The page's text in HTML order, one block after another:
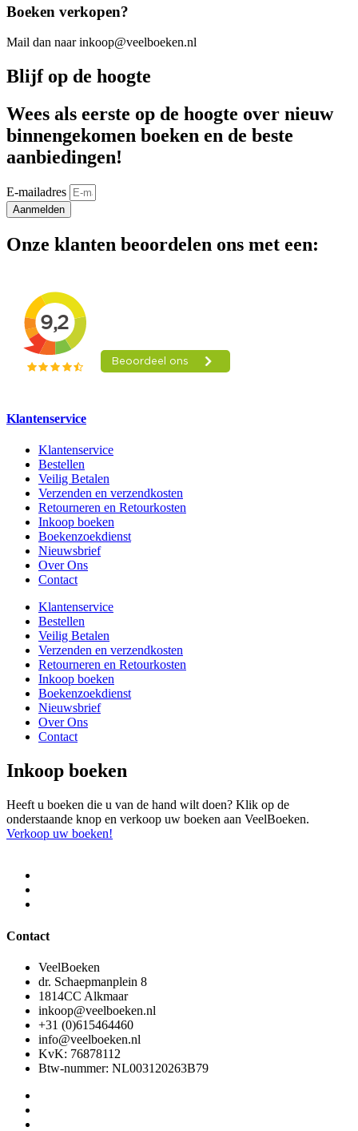
Boeken verkopen?
Mail dan naar inkoop@veelboeken.nl
Blijf op de hoogte
Wees als eerste op de hoogte over nieuw
binnengekomen boeken en de beste
aanbiedingen!
E-mailadres
Aanmelden
Onze klanten beoordelen ons met een:
Klantenservice
Klantenservice
Bestellen
Veilig Betalen
Verzenden en verzendkosten
Retourneren en Retourkosten
Inkoop boeken
Boekenzoekdienst
Nieuwsbrief
Over Ons
Contact
Klantenservice
Bestellen
Veilig Betalen
Verzenden en verzendkosten
Retourneren en Retourkosten
Inkoop boeken
Boekenzoekdienst
Nieuwsbrief
Over Ons
Contact
Inkoop boeken
Heeft u boeken die u van de hand wilt doen? Klik op de
onderstaande knop en verkoop uw boeken aan VeelBoeken.
Verkoop uw boeken!
Contact
VeelBoeken
dr. Schaepmanplein 8
1814CC Alkmaar
inkoop@veelboeken.nl
+31 (0)615464460
info@veelboeken.nl
KvK: 76878112
Btw-nummer: NL003120263B79